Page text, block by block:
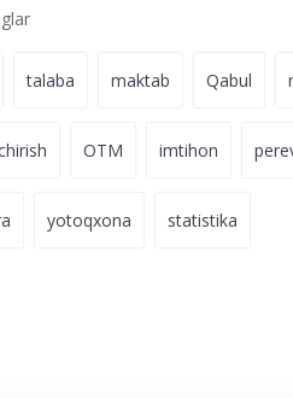
talaba maktab Qabul
OTM imtihon
yotoqxona statistika